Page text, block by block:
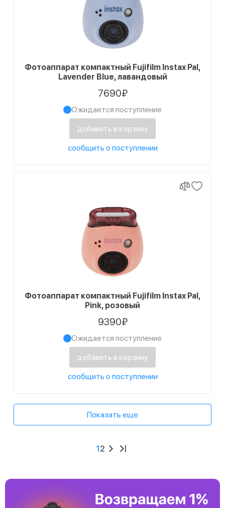
Фотоаппарат компактный Fujifilm Instax Pal,
Lavender Blue, лавандовый
7690₽
Ожидается поступление
добавить в корзину
сообщить о поступлении
Фотоаппарат компактный Fujifilm Instax Pal,
Pink, розовый
9390₽
Ожидается поступление
добавить в корзину
сообщить о поступлении
Показать еще
12